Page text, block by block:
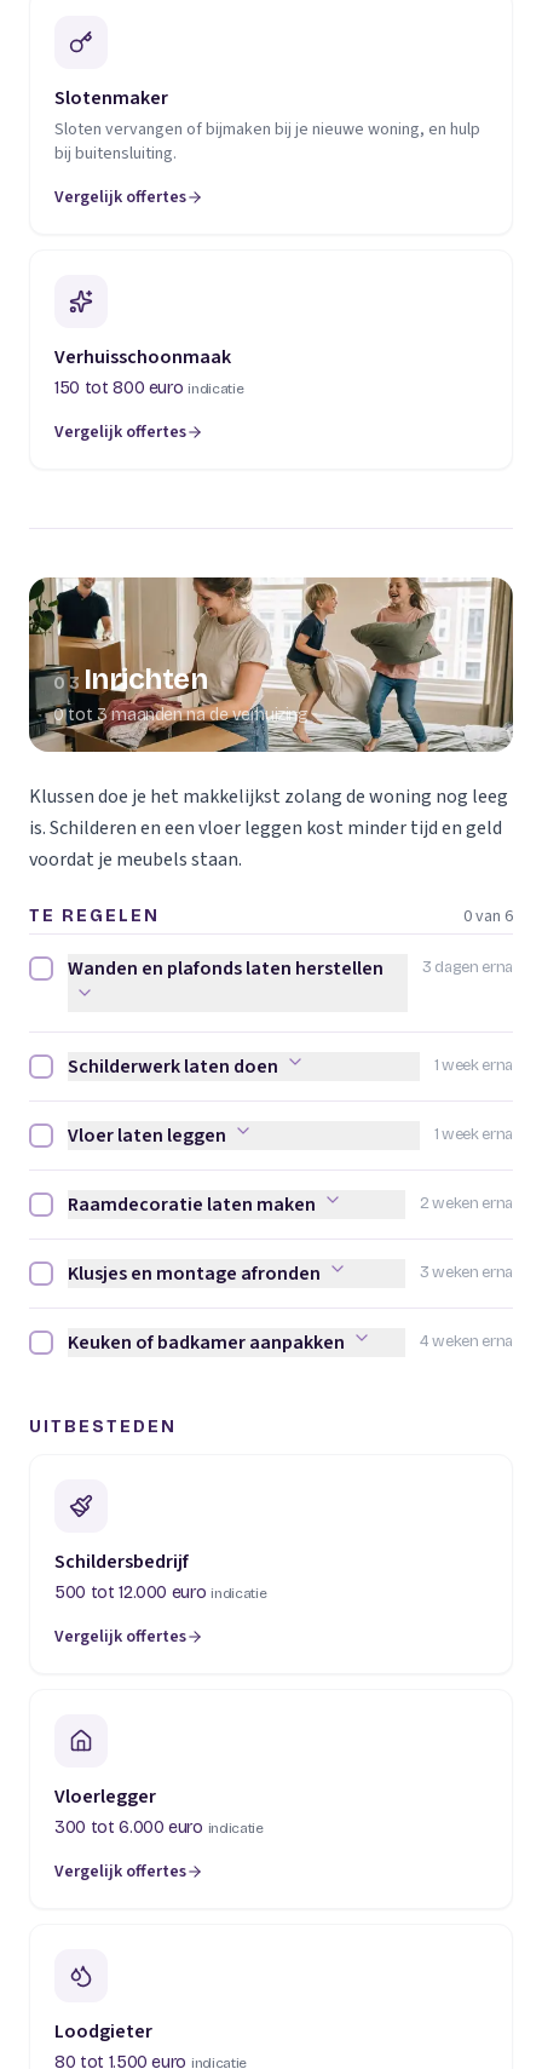
Slotenmaker
Sloten vervangen of bijmaken bij je nieuwe woning, en hulp
bij buitensluiting.
Vergelijk offertes
(opent in een nieuw tabblad)
Verhuisschoonmaak
150 tot 800 euro indicatie
Vergelijk offertes
(opent in een nieuw tabblad)
03 Inrichten
0 tot 3 maanden na de verhuizing
Klussen doe je het makkelijkst zolang de woning nog leeg
is. Schilderen en een vloer leggen kost minder tijd en geld
voordat je meubels staan.
TE REGELEN 0 van 6
3 dagen erna
Wanden en plafonds laten herstellen afvinken
Wanden en plafonds laten herstellen
1 week erna
Schilderwerk laten doen afvinken
Schilderwerk laten doen
1 week erna
Vloer laten leggen afvinken
Vloer laten leggen
2 weken erna
Raamdecoratie laten maken afvinken
Raamdecoratie laten maken
3 weken erna
Klusjes en montage afronden afvinken
Klusjes en montage afronden
4 weken erna
Keuken of badkamer aanpakken afvinken
Keuken of badkamer aanpakken
UITBESTEDEN
Schildersbedrijf
500 tot 12.000 euro indicatie
Vergelijk offertes
(opent in een nieuw tabblad)
Vloerlegger
300 tot 6.000 euro indicatie
Vergelijk offertes
(opent in een nieuw tabblad)
Loodgieter
80 tot 1.500 euro indicatie